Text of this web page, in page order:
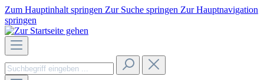
Zum Hauptinhalt springen Zur Suche springen Zur Hauptnavigation
springen